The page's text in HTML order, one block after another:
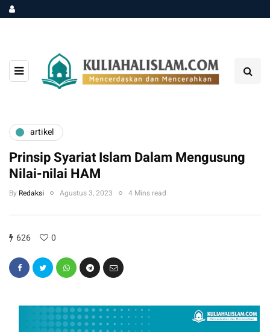
artikel
Prinsip Syariat Islam Dalam Mengusung
Nilai-nilai HAM
By Redaksi Agustus 3, 2023 4 Mins read
626 0